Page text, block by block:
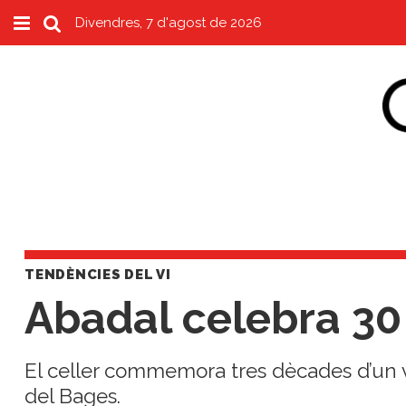
Actualitat
Líders
canvi
Impacte
Sostenibilitat
Tendències
Divendres, 7 d'agost de 2026
TENDÈNCIES DEL VI
Abadal celebra
El celler commemora tres dècades
del Bages.